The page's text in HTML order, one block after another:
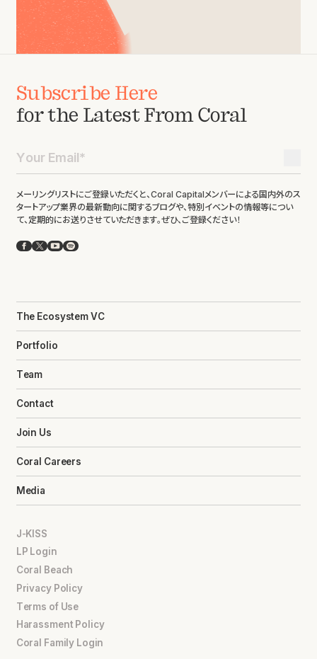
Subscribe Here
for the Latest From Coral
メーリングリストにご登録いただくと、Coral Capitalメンバーによる国内外のス
タートアップ業界の最新動向に関するブログや、特別イベントの情報等につい
て、定期的にお送りさせていただきます。ぜひ、ご登録ください！
Facebook
X YouTube
Spotify
The Ecosystem VC
Portfolio
Team
Contact
Join Us
Coral Careers
Media
J-KISS
LP Login
Coral Beach
Privacy Policy
Terms of Use
Harassment Policy
Coral Family Login